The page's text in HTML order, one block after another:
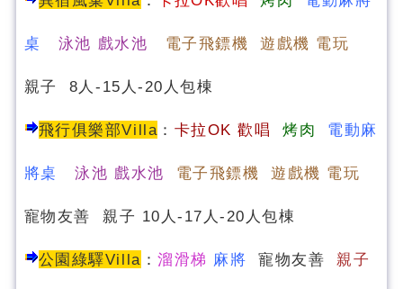
桌 泳池 戲水池 電子飛鏢機 遊戲機 電玩
親子 8人-15人-20人包棟
飛行俱樂部Villa ： 卡拉OK 歡唱 烤肉 電動麻
將桌 泳池 戲水池 電子飛鏢機 遊戲機 電玩
寵物友善 親子 10人-17人-20人包棟
公園綠驛Villa ：溜滑梯 麻將 寵物友善 親子